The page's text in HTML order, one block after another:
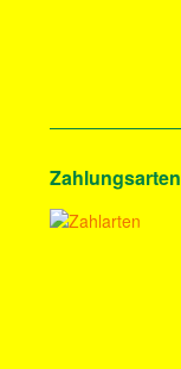
Zahlungsarten